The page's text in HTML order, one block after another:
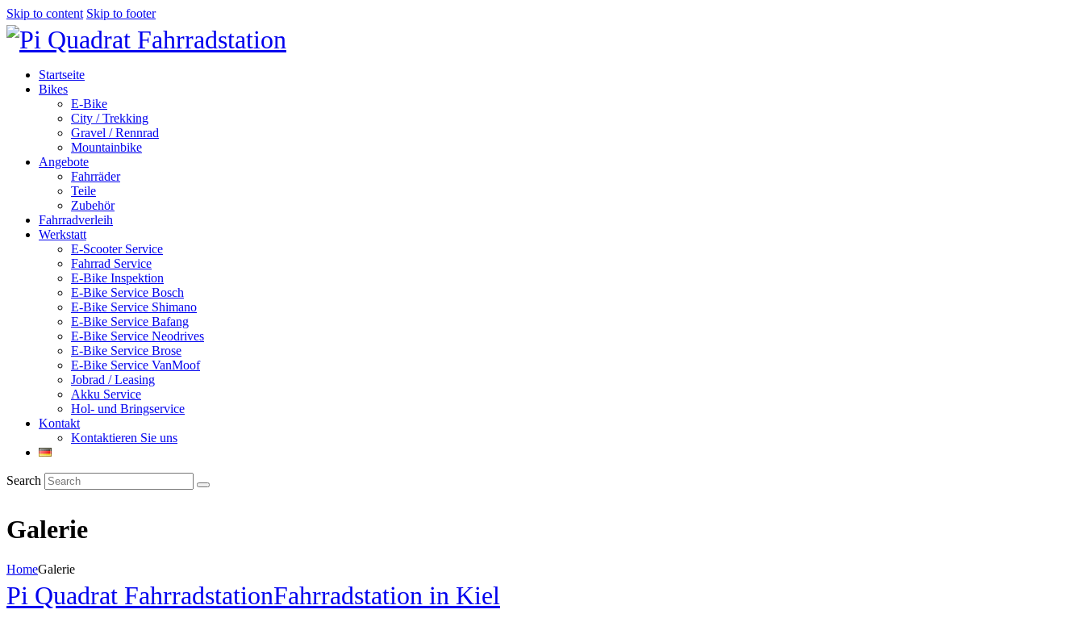
Skip to content Skip to footer
Startseite
Bikes
E-Bike
City / Trekking
Gravel / Rennrad
Mountainbike
Angebote
Fahrräder
Teile
Zubehör
Fahrradverleih
Werkstatt
E-Scooter Service
Fahrrad Service
E-Bike Inspektion
E-Bike Service Bosch
E-Bike Service Shimano
E-Bike Service Bafang
E-Bike Service Neodrives
E-Bike Service Brose
E-Bike Service VanMoof
Jobrad / Leasing
Akku Service
Hol- und Bringservice
Kontakt
Kontaktieren Sie uns
Search
Galerie
HomeGalerie
Pi Quadrat FahrradstationFahrradstation in Kiel